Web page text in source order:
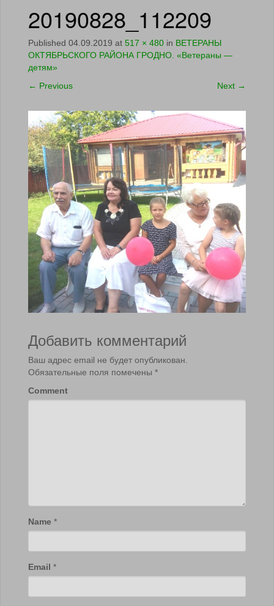
20190828_112209
Published 04.09.2019 at 517 × 480 in ВЕТЕРАНЫ
ОКТЯБРЬСКОГО РАЙОНА ГРОДНО. «Ветераны —
детям»
← Previous Next →
Добавить комментарий
Ваш адрес email не будет опубликован.
Обязательные поля помечены *
Comment
Name *
Email *